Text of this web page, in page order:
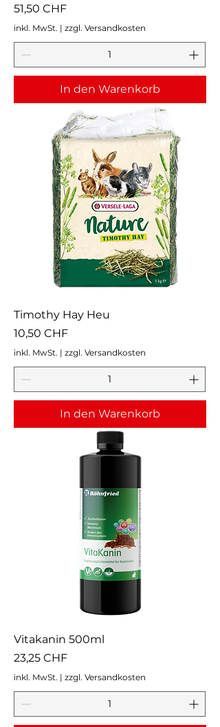
Preis
51,50 CHF
inkl. MwSt. | zzgl. Versandkosten
In den Warenkorb
Timothy Hay Heu
Preis
10,50 CHF
inkl. MwSt. | zzgl. Versandkosten
In den Warenkorb
Vitakanin 500ml
Preis
23,25 CHF
inkl. MwSt. | zzgl. Versandkosten